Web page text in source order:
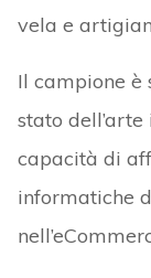
vela e
Il campione
stato
capacità di
informatiche